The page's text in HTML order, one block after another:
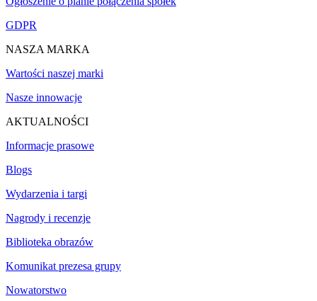
GDPR
NASZA MARKA
Wartości naszej marki
Nasze innowacje
AKTUALNOŚCI
Informacje prasowe
Blogs
Wydarzenia i targi
Nagrody i recenzje
Biblioteka obrazów
Komunikat prezesa grupy
Nowatorstwo